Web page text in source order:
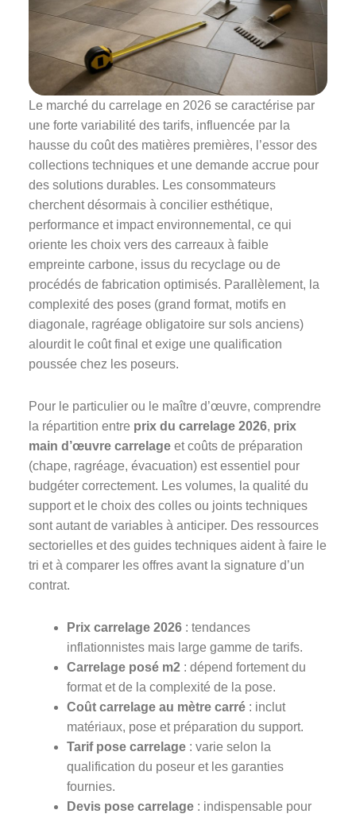
Le marché du carrelage en 2026 se caractérise par
une forte variabilité des tarifs, influencée par la
hausse du coût des matières premières, l’essor des
collections techniques et une demande accrue pour
des solutions durables. Les consommateurs
cherchent désormais à concilier esthétique,
performance et impact environnemental, ce qui
oriente les choix vers des carreaux à faible
empreinte carbone, issus du recyclage ou de
procédés de fabrication optimisés. Parallèlement, la
complexité des poses (grand format, motifs en
diagonale, ragréage obligatoire sur sols anciens)
alourdit le coût final et exige une qualification
poussée chez les poseurs.
Pour le particulier ou le maître d’œuvre, comprendre
la répartition entre prix du carrelage 2026, prix
main d’œuvre carrelage et coûts de préparation
(chape, ragréage, évacuation) est essentiel pour
budgéter correctement. Les volumes, la qualité du
support et le choix des colles ou joints techniques
sont autant de variables à anticiper. Des ressources
sectorielles et des guides techniques aident à faire le
tri et à comparer les offres avant la signature d’un
contrat.
Prix carrelage 2026 : tendances
inflationnistes mais large gamme de tarifs.
Carrelage posé m2 : dépend fortement du
format et de la complexité de la pose.
Coût carrelage au mètre carré : inclut
matériaux, pose et préparation du support.
Tarif pose carrelage : varie selon la
qualification du poseur et les garanties
fournies.
Devis pose carrelage : indispensable pour